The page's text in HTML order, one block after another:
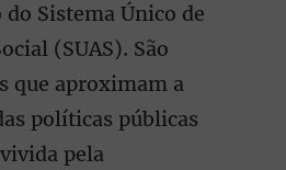
do Sistema Único de
(SUAS). São
que aproximam a
políticas públicas
pela